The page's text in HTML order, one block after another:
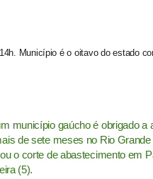
Município é o oitavo do estado
município gaúcho é obrigado a
de sete meses no Rio
o corte de abastecimento em
(5).